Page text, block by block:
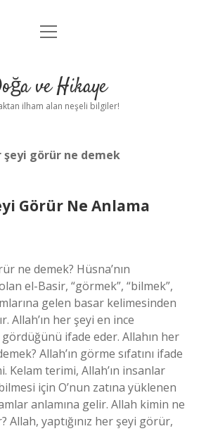
Anasayfa
Yasal Uyarı
menüyü
ve Hikaye
ilham alan neşeli bilgiler!
şeyi görür ne demek
Görür Ne Anlama
ne demek? Hüsna’nın
el-Basir, “görmek”, “bilmek”,
gelen basar kelimesinden
Allah’ın her şeyi en ince
gördüğünü ifade eder. Allahın her
Allah’ın görme sıfatını ifade
Kelam terimi, Allah’ın insanlar
için O’nun zatına yüklenen
anlamına gelir. Allah kimin ne
Allah, yaptığınız her şeyi görür,